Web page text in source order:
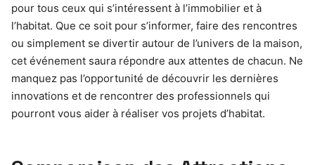
pour tous ceux qui s’intéressent à l’immobilier et à
l’habitat. Que ce soit pour s’informer, faire des rencontres
ou simplement se divertir autour de l’univers de la maison,
cet événement saura répondre aux attentes de chacun. Ne
manquez pas l’opportunité de découvrir les dernières
innovations et de rencontrer des professionnels qui
pourront vous aider à réaliser vos projets d’habitat.